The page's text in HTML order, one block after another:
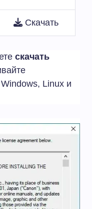
Скачать
скачать
Linux и